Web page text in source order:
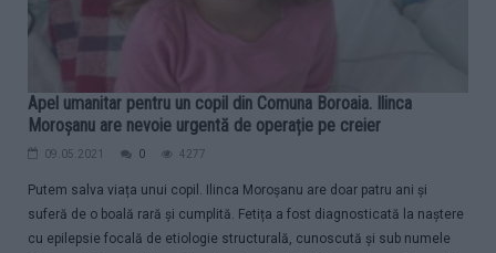
Apel umanitar pentru un copil din Comuna Boroaia. Ilinca
Moroșanu are nevoie urgentă de operație pe creier
09.05.2021 0 4277
Putem salva viața unui copil. Ilinca Moroșanu are doar patru ani și
suferă de o boală rară și cumplită. Fetița a fost diagnosticată la naștere
cu epilepsie focală de etiologie structurală, cunoscută și sub numele